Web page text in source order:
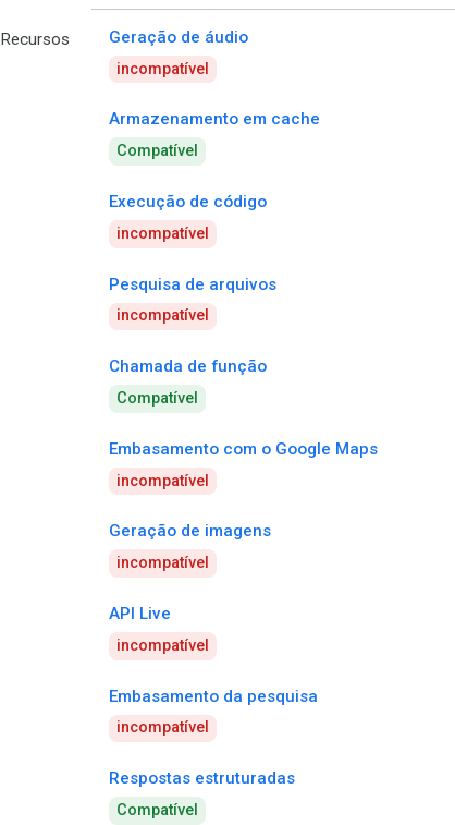
Recursos Geração de áudio
incompatível
Armazenamento em cache
Compatível
Execução de código
incompatível
Pesquisa de arquivos
incompatível
Chamada de função
Compatível
Embasamento com o Google Maps
incompatível
Geração de imagens
incompatível
API Live
incompatível
Embasamento da pesquisa
incompatível
Respostas estruturadas
Compatível